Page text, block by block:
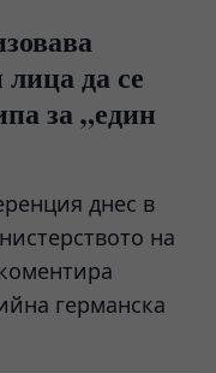
да се
за „един
днес в
на
германска